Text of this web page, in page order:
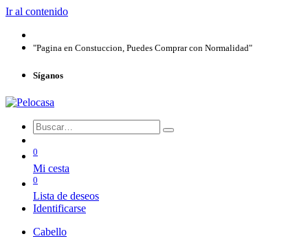
Ir al contenido
"Pagina en Constuccion, Puedes Comprar con Normalidad"
Síganos
0
Mi cesta
0
Lista de deseos
Identificarse
Cabello